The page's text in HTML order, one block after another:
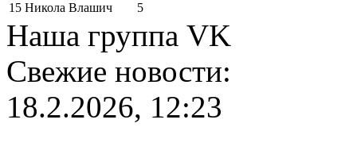
15 Никола Влашич 5
Наша группа VK
Свежие новости:
18.2.2026, 12:23